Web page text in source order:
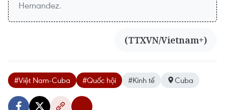
Hernandez.
(TTXVN/Vietnam+)
#Việt Nam-Cuba #Quốc hội #Kinh tế Cuba